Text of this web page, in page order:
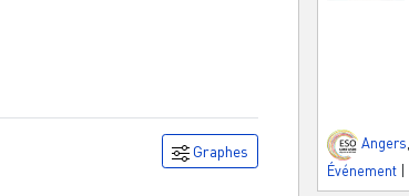
Graphes Angers
Événement